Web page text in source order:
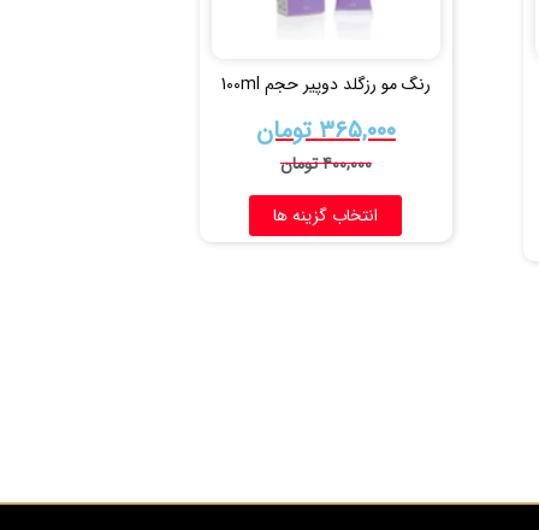
رنگ مو رزگلد دوپیر حجم 100ml
۴۰۰,۰۰۰تومان
۳۶۵,۰۰۰تومان
انتخاب گزینه ها